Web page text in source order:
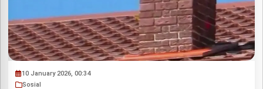
10 January 2026, 00:34
Sosial